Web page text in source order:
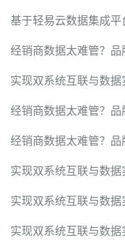
实现双系统互联与数据
实现双系统互联与数据
实现双系统互联与数据
实现双系统互联与数据